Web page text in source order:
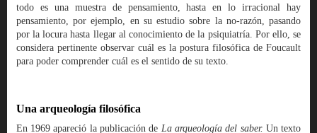
todo es una muestra de pensamiento, hasta en lo irracional hay
pensamiento, por ejemplo, en su estudio sobre la no-razón, pasando
por la locura hasta llegar al conocimiento de la psiquiatría. Por ello, se
considera pertinente observar cuál es la postura filosófica de Foucault
para poder comprender cuál es el sentido de su texto.
Una arqueología filosófica
En 1969 apareció la publicación de La arqueología del saber. Un texto